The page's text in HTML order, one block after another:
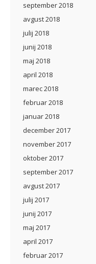
september 2018
avgust 2018
julij 2018
junij 2018
maj 2018
april 2018
marec 2018
februar 2018
januar 2018
december 2017
november 2017
oktober 2017
september 2017
avgust 2017
julij 2017
junij 2017
maj 2017
april 2017
februar 2017